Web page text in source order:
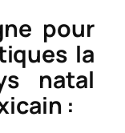
pour
la
natal
: